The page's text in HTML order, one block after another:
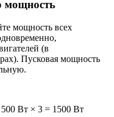
мощность
мощность всех
(в
Пусковая мощность
.
Вт × 3 = 1500 Вт